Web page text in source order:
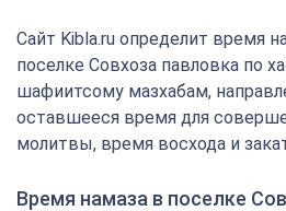
Сайт Kibla.ru определит время
поселке Совхоза павловка по
шафиитсому мазхабам,
оставшееся время для
молитвы, время восхода и
Время намаза в поселке